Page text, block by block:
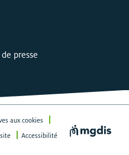
presse
aux cookies
Accessibilité Visiter le site